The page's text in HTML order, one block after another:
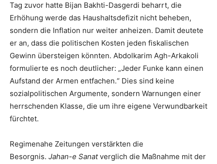
Tag zuvor hatte Bijan Bakhti-Dasgerdi beharrt, die
Erhöhung werde das Haushaltsdefizit nicht beheben,
sondern die Inflation nur weiter anheizen. Damit deutete
er an, dass die politischen Kosten jeden fiskalischen
Gewinn übersteigen könnten. Abdolkarim Agh-Arkakoli
formulierte es noch deutlicher: „Jeder Funke kann einen
Aufstand der Armen entfachen.“ Dies sind keine
sozialpolitischen Argumente, sondern Warnungen einer
herrschenden Klasse, die um ihre eigene Verwundbarkeit
fürchtet.
Regimenahe Zeitungen verstärkten die
Besorgnis. Jahan-e Sanatverglich die Maßnahme mit der